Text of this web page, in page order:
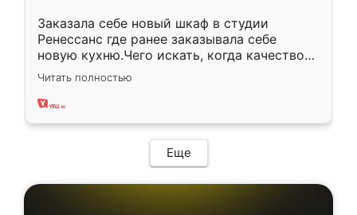
Заказала себе новый шкаф в студии
Ренессанс где ранее заказывала себе
новую кухню.Чего искать, когда качеством
вполне довольна. Служит кухня уже почти
два года, нареканий нет.
Читать полностью
Еще